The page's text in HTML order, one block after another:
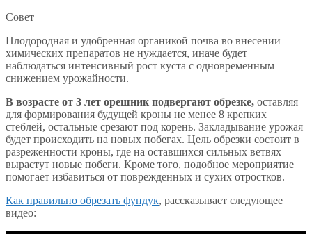
Совет
Плодородная и удобренная органикой почва во внесении
химических препаратов не нуждается, иначе будет
наблюдаться интенсивный рост куста с одновременным
снижением урожайности.
В возрасте от 3 лет орешник подвергают обрезке, оставляя
для формирования будущей кроны не менее 8 крепких
стеблей, остальные срезают под корень. Закладывание урожая
будет происходить на новых побегах. Цель обрезки состоит в
разреженности кроны, где на оставшихся сильных ветвях
вырастут новые побеги. Кроме того, подобное мероприятие
помогает избавиться от поврежденных и сухих отростков.
Как правильно обрезать фундук, рассказывает следующее
видео: